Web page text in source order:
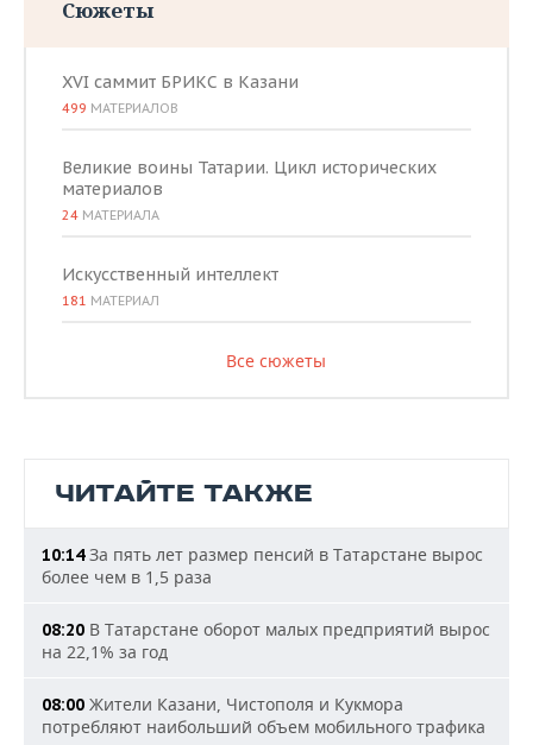
Сюжеты
XVI саммит БРИКС в Казани
499 МАТЕРИАЛОВ
Великие воины Татарии. Цикл исторических
материалов
24 МАТЕРИАЛА
Искусственный интеллект
181 МАТЕРИАЛ
Все сюжеты
ЧИТАЙТЕ ТАКЖЕ
10:14За пять лет размер пенсий в Татарстане вырос
более чем в 1,5 раза
08:20 В Татарстане оборот малых предприятий вырос
на 22,1% за год
08:00 Жители Казани, Чистополя и Кукмора
потребляют наибольший объем мобильного трафика